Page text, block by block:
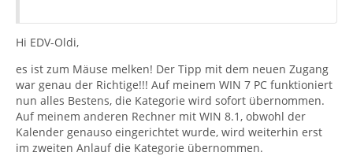
Hi EDV-Oldi,
es ist zum Mäuse melken! Der Tipp mit dem neuen Zugang
war genau der Richtige!!! Auf meinem WIN 7 PC funktioniert
nun alles Bestens, die Kategorie wird sofort übernommen.
Auf meinem anderen Rechner mit WIN 8.1, obwohl der
Kalender genauso eingerichtet wurde, wird weiterhin erst
im zweiten Anlauf die Kategorie übernommen.